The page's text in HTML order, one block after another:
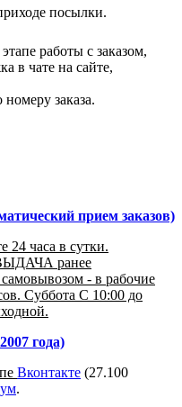
посылки.
работы с заказом,
в чате на сайте,
заказа.
прием заказов)
24 часа в сутки.
ранее
- в рабочие
Суббота С 10:00 до
года)
Вконтакте (27.100
.